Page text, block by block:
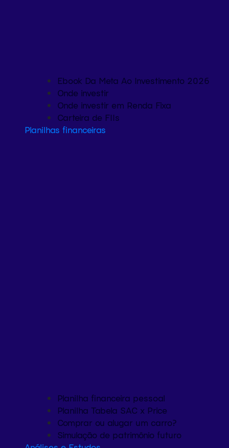
Ebook Da Meta Ao Investimento 2026
Onde investir
Onde investir em Renda Fixa
Carteira de FIIs
Planilhas financeiras
Planilha financeira pessoal
Planilha Tabela SAC x Price
Comprar ou alugar um carro?
Simulação de patrimônio futuro